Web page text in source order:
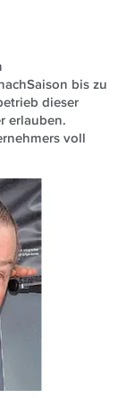
bis zu
dieser
erlauben.
voll